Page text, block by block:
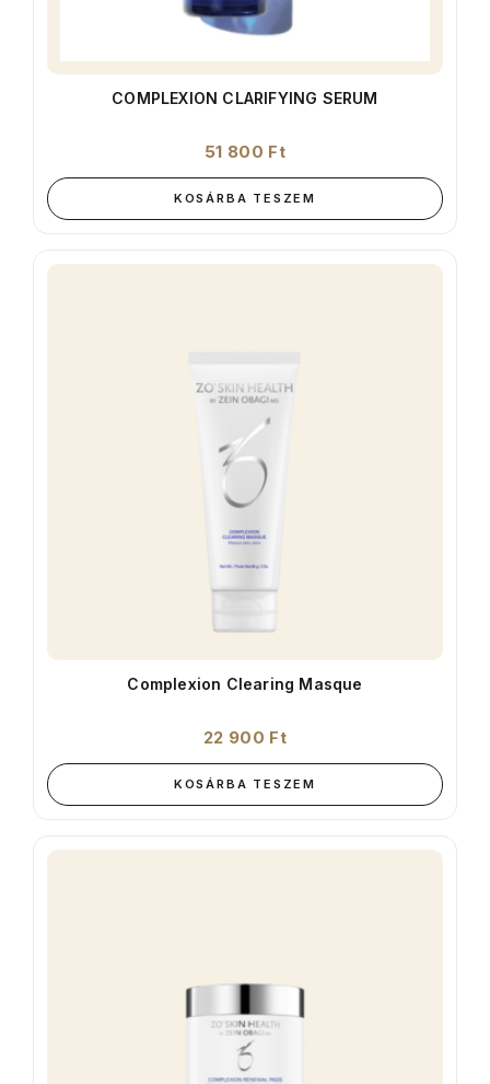
COMPLEXION CLARIFYING SERUM
51 800 Ft
KOSÁRBA TESZEM
Complexion Clearing Masque
22 900 Ft
KOSÁRBA TESZEM